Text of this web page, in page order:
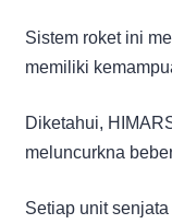
Sistem roket ini
memiliki
Diketahui,
meluncurkna
Setiap unit